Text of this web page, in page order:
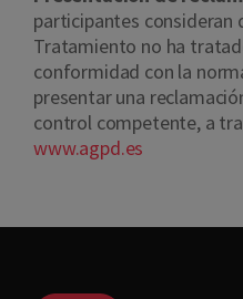
participantes consideran
Tratamiento no ha
conformidad con la
presentar una
control competente, a
www.agpd.es